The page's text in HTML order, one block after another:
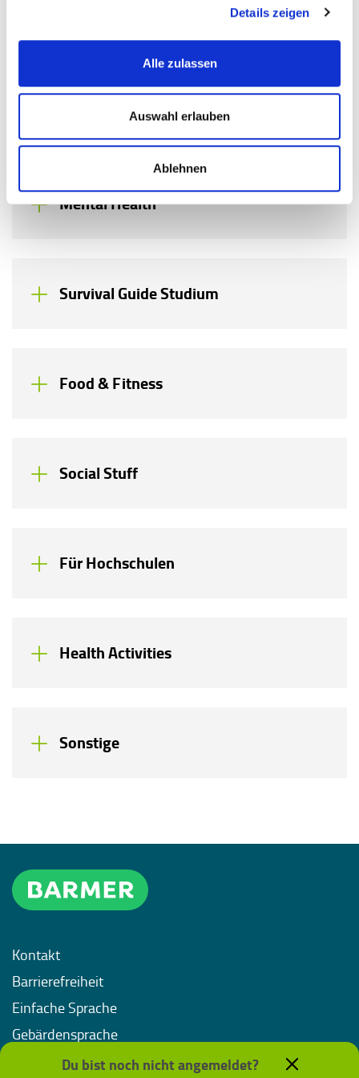
Details zeigen
Alle zulassen
Auswahl erlauben
Ablehnen
Online-Events
Mental Health
Survival Guide Studium
Food & Fitness
Social Stuff
Für Hochschulen
Health Activities
Sonstige
Kontakt
Barrierefreiheit
Einfache Sprache
Gebärdensprache
ImpressumDu bist noch nicht angemeldet?